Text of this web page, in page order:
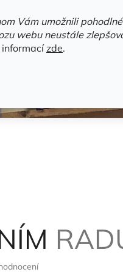
Vám umožnili
webu neustále
informacízde.